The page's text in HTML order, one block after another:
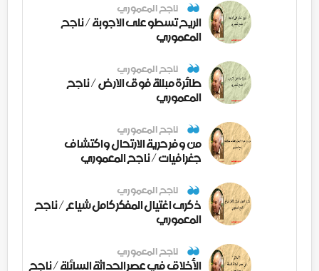
ناجح المعموري
الريح تسطو على الاجوبة / ناجح
المعموري
ناجح المعموري
طائرة مبللة فوق الارض / ناجح
المعموري
ناجح المعموري
من وفر حرية الارتحال واكتشاف
جغرافيات / ناجح المعموري
ناجح المعموري
ذكرى اغتيال المفكر كامل شياع / ناجح
المعموري
ناجح المعموري
الأخلاق في عصر الحداثة السائلة / ناجح